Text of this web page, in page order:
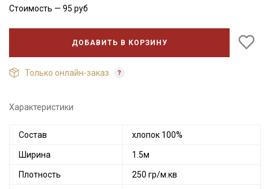
Стоимость — 95 руб
ДОБАВИТЬ В КОРЗИНУ
Только онлайн-заказ
Характеристики
Состав хлопок 100%
Ширина 1.5м
Плотность 250 гр/м.кв